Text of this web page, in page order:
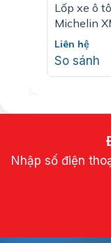
Lốp xe ô tô
Michelin
Liên hệ
So sánh
Nhập số điện